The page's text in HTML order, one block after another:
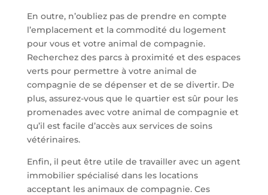
En outre, n’oubliez pas de prendre en compte
l’emplacement et la commodité du logement
pour vous et votre animal de compagnie.
Recherchez des parcs à proximité et des espaces
verts pour permettre à votre animal de
compagnie de se dépenser et de se divertir. De
plus, assurez-vous que le quartier est sûr pour les
promenades avec votre animal de compagnie et
qu’il est facile d’accès aux services de soins
vétérinaires.
Enfin, il peut être utile de travailler avec un agent
immobilier spécialisé dans les locations
acceptant les animaux de compagnie. Ces